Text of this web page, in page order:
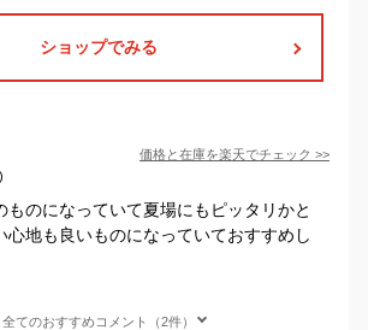
ショップでみる
価格と在庫を楽天でチェック >>
ものになっていて夏場にもピッタリかと
心地も良いものになっていておすすめし
全てのおすすめコメント（2件）